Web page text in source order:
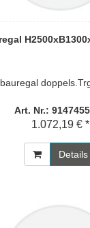
Art. Nr.:
1.072,19 € *
Details